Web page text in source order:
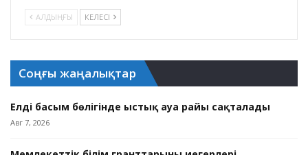
АЛДЫҢҒЫ КЕЛЕСІ
Соңғы жаңалықтар
Елдің басым бөлігінде ыстық ауа райы сақталады
Авг 7, 2026